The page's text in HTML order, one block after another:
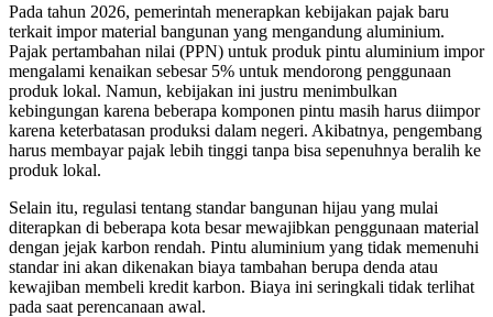
Pada tahun 2026, pemerintah menerapkan kebijakan pajak baru
terkait impor material bangunan yang mengandung aluminium.
Pajak pertambahan nilai (PPN) untuk produk pintu aluminium impor
mengalami kenaikan sebesar 5% untuk mendorong penggunaan
produk lokal. Namun, kebijakan ini justru menimbulkan
kebingungan karena beberapa komponen pintu masih harus diimpor
karena keterbatasan produksi dalam negeri. Akibatnya, pengembang
harus membayar pajak lebih tinggi tanpa bisa sepenuhnya beralih ke
produk lokal.
Selain itu, regulasi tentang standar bangunan hijau yang mulai
diterapkan di beberapa kota besar mewajibkan penggunaan material
dengan jejak karbon rendah. Pintu aluminium yang tidak memenuhi
standar ini akan dikenakan biaya tambahan berupa denda atau
kewajiban membeli kredit karbon. Biaya ini seringkali tidak terlihat
pada saat perencanaan awal.